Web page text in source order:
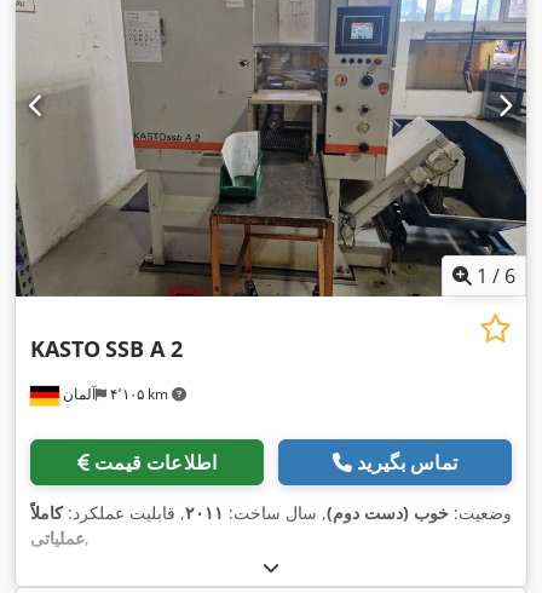
1 / 6
آلمان ۴٬۱۰۵ km
KASTOSSB A 2
اطلاعات قیمت تماس بگیرید
وضعیت: خوب (دست دوم), سال ساخت: ۲۰۱۱, قابلیت عملکرد:کاملاً
عملیاتی,